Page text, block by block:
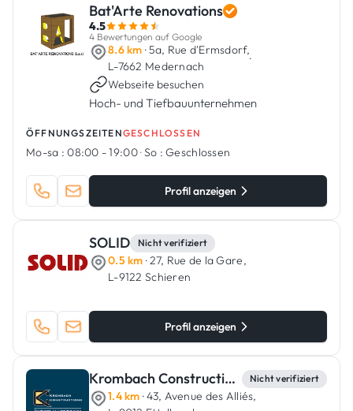
Bat'Arte Renovations
4.5
4 Bewertungen auf Google
8.6 km · 5a, Rue d'Ermsdorf,
L-7662 Medernach
·
Webseite besuchen
Hoch- und Tiefbauunternehmen
ÖFFNUNGSZEITENGESCHLOSSEN
Mo-sa : 08:00 - 19:00·So : Geschlossen
Profil anzeigen
SOLID Nicht verifiziert
0.5 km · 27, Rue de la Gare,
L-9122 Schieren
Profil anzeigen
Krombach Constructions Nicht verifiziert
1.4 km · 43, Avenue des Alliés,